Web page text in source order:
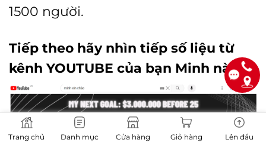
1500 người.
Tiếp theo hãy nhìn tiếp số liệu từ
kênh YOUTUBE của bạn Minh này
Trang chủ Danh mục Cửa hàng Giỏ hàng Lên đầu